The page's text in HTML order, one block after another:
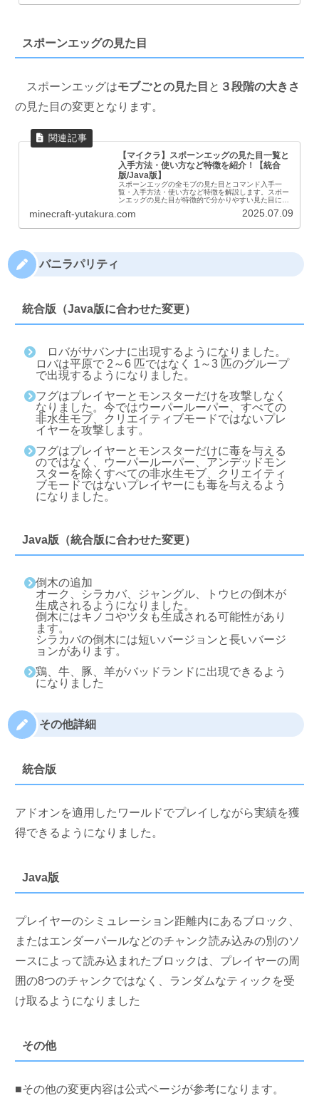
スポーンエッグの見た目
スポーンエッグはモブごとの見た目 と ３段階の大きさ
の見た目の変更となります。
【マイクラ】スポーンエッグの見た目一覧と
入手方法・使い方など特徴を紹介！【統合
版/Java版】
スポーンエッグの全モブの見た目とコマンド入手一
覧・入手方法・使い方など特徴を解説します。スポー
ンエッグの見た目が特徴的で分かりやすい見た目にな
ると対象のモブをスポーンさせるアイテムです。クリ
minecraft-yutakura.com 2025.07.09
バニラパリティ
統合版（Java版に合わせた変更）
ロバがサバンナに出現するようになりました。
ロバは平原で 2～6 匹ではなく 1～3 匹のグループ
で出現するようになりました。
フグはプレイヤーとモンスターだけを攻撃しなく
なりました。今ではウーパールーパー、すべての
非水生モブ、クリエイティブモードではないプレ
イヤーを攻撃します。
フグはプレイヤーとモンスターだけに毒を与える
のではなく、ウーパールーパー、アンデッドモン
スターを除くすべての非水生モブ、クリエイティ
ブモードではないプレイヤーにも毒を与えるよう
になりました。
Java版（統合版に合わせた変更）
倒木の追加
オーク、シラカバ、ジャングル、トウヒの倒木が
生成されるようになりました。
倒木にはキノコやツタも生成される可能性があり
ます。
シラカバの倒木には短いバージョンと長いバージ
ョンがあります。
鶏、牛、豚、羊がバッドランドに出現できるよう
になりました
その他詳細
統合版
アドオンを適用したワールドでプレイしながら実績を獲
得できるようになりました。
Java版
プレイヤーのシミュレーション距離内にあるブロック、
またはエンダーパールなどのチャンク読み込みの別のソ
ースによって読み込まれたブロックは、プレイヤーの周
囲の8つのチャンクではなく、ランダムなティックを受
け取るようになりました
その他
■その他の変更内容は公式ページが参考になります。